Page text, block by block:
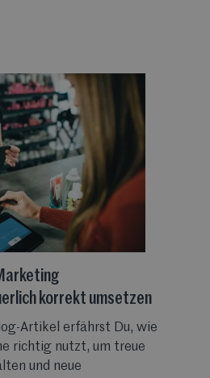
korrekt umsetzen
Artikel erfährst Du, wie
richtig nutzt, um treue
und neue